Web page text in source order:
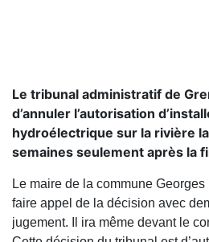
Le tribunal administratif de
d’annuler l’autorisation
hydroélectrique sur la rivière
semaines seulement après la
Le maire de la commune
faire appel de la décision avec
jugement. Il ira même devant le